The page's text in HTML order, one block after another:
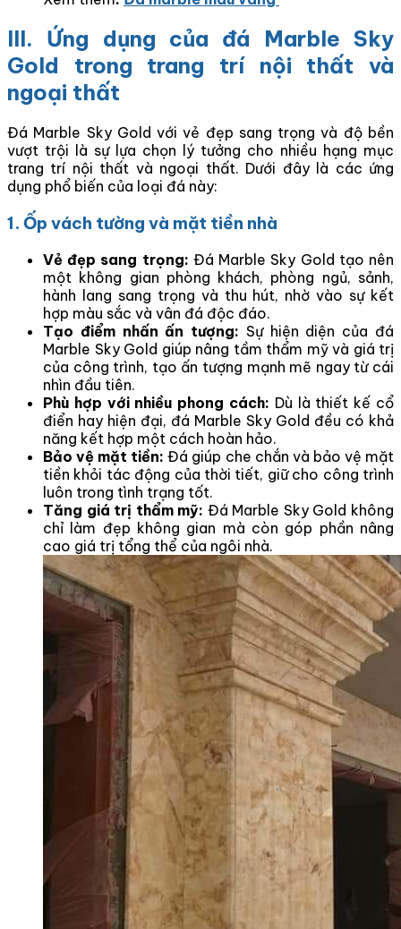
III. Ứng dụng của đá Marble Sky
Gold trong trang trí nội thất và
ngoại thất
Đá Marble Sky Gold với vẻ đẹp sang trọng và độ bền
vượt trội là sự lựa chọn lý tưởng cho nhiều hạng mục
trang trí nội thất và ngoại thất. Dưới đây là các ứng
dụng phổ biến của loại đá này:
1. Ốp vách tường và mặt tiền nhà
Vẻ đẹp sang trọng: Đá Marble Sky Gold tạo nên
một không gian phòng khách, phòng ngủ, sảnh,
hành lang sang trọng và thu hút, nhờ vào sự kết
hợp màu sắc và vân đá độc đáo.
Tạo điểm nhấn ấn tượng: Sự hiện diện của đá
Marble Sky Gold giúp nâng tầm thẩm mỹ và giá trị
của công trình, tạo ấn tượng mạnh mẽ ngay từ cái
nhìn đầu tiên.
Phù hợp với nhiều phong cách: Dù là thiết kế cổ
điển hay hiện đại, đá Marble Sky Gold đều có khả
năng kết hợp một cách hoàn hảo.
Bảo vệ mặt tiền:Đá giúp che chắn và bảo vệ mặt
tiền khỏi tác động của thời tiết, giữ cho công trình
luôn trong tình trạng tốt.
Tăng giá trị thẩm mỹ: Đá Marble Sky Gold không
chỉ làm đẹp không gian mà còn góp phần nâng
cao giá trị tổng thể của ngôi nhà.